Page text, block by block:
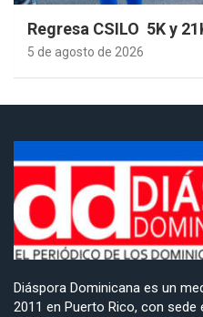
Regresa CSILO 5K y
5 de agosto de 2026
Diáspora Dominicana es un
2011 en Puerto Rico, con sede